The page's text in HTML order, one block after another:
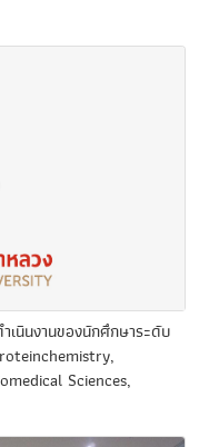
เนินงานของนักศึกษาระดับ
Sciences,